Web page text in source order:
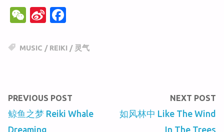
W
C
Si
a
b
o
c
o
o
MUSIC / REIKI / 灵气
PREVIOUS POST
鲸鱼之梦 Reiki Whale
Dreaming
NEXT POST
如风林中 Like The Wind
In The Trees